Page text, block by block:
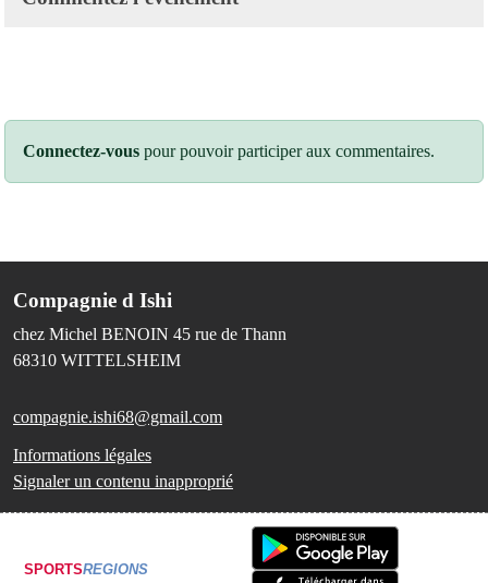
Connectez-vous pour pouvoir participer aux commentaires.
Compagnie d Ishi
chez Michel BENOIN 45 rue de Thann
68310 WITTELSHEIM
compagnie.ishi68@gmail.com
Informations légales
Signaler un contenu inapproprié
SPORTSREGIONS